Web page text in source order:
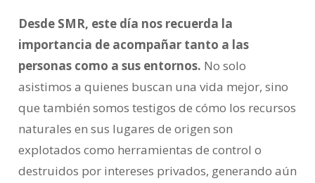
Desde SMR, este día nos recuerda la
importancia de acompañar tanto a las
personas como a sus entornos. No solo
asistimos a quienes buscan una vida mejor, sino
que también somos testigos de cómo los recursos
naturales en sus lugares de origen son
explotados como herramientas de control o
destruidos por intereses privados, generando aún